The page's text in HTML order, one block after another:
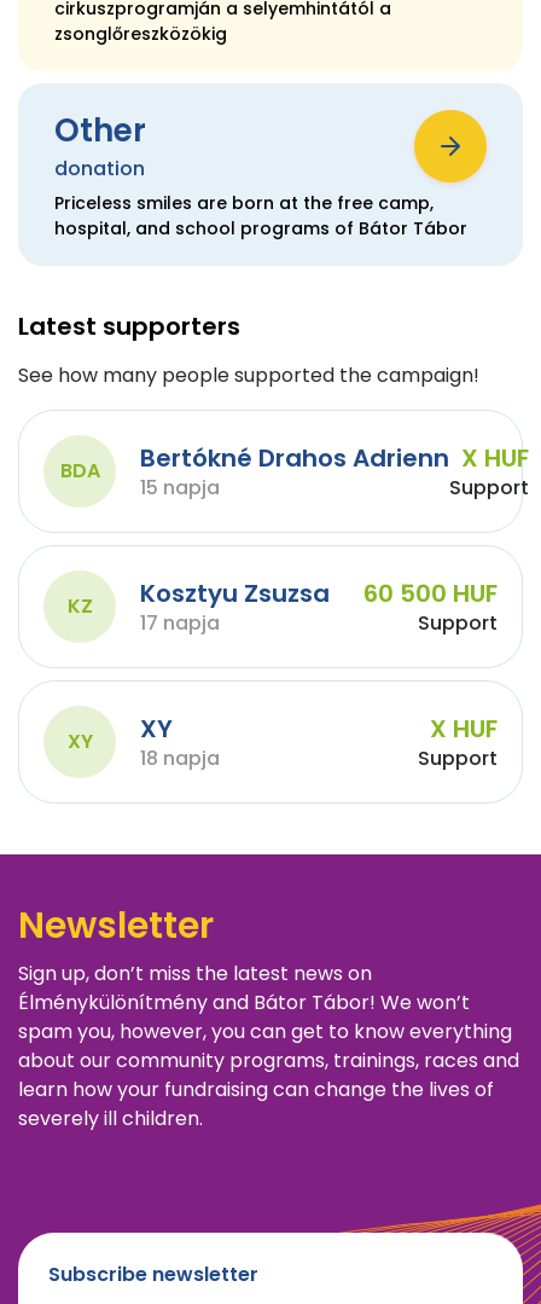
cirkuszprogramján a selyemhintától a
zsonglőreszközökig
Other
donation
Priceless smiles are born at the free camp,
hospital, and school programs of Bátor Tábor
Latest supporters
See how many people supported the campaign!
BDA Bertókné Drahos Adrienn
15 napja
X HUF
Support
KZ Kosztyu Zsuzsa
17 napja
60 500 HUF
Support
XY XY
18 napja
X HUF
Support
Newsletter
Sign up, don’t miss the latest news on
Élménykülönítmény and Bátor Tábor! We won’t
spam you, however, you can get to know everything
about our community programs, trainings, races and
learn how your fundraising can change the lives of
severely ill children.
Subscribe newsletter